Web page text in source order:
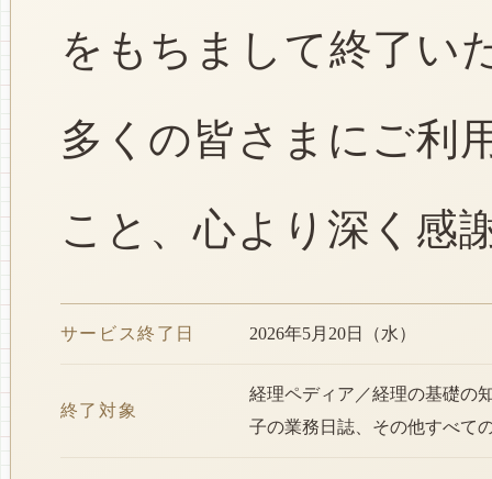
をもちまして終了い
多くの皆さまにご利
こと、心より深く感
サービス終了日 2026年5月20日（水）
終了対象
経理ペディア／経理の基礎の
子の業務日誌、その他すべて